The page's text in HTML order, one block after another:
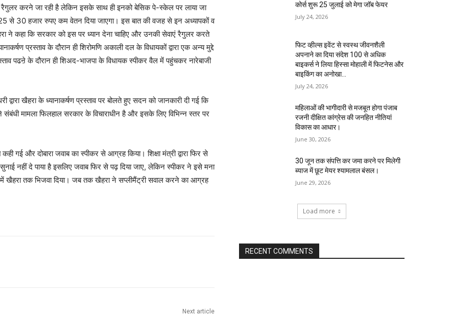
रैगुलर करने जा रही है लेकिन इसके साथ ही इनको बेसिक पे-स्केल पर लाया जा
से 30 हजार रुपए कम वेतन दिया जाएगा। इस बात की वजह से इन अध्यापकों व
ने कहा कि सरकार को इस पर ध्यान देना चाहिए और उनकी सेवाएं रैगुलर करते
प्रस्ताव के दौरान ही शिरोमणि अकाली दल के विधायकों द्वारा एक अन्य मुद्दे
पढऩे के दौरान ही शिअद-भाजपा के विधायक स्पीकर वैल में पहुंचकर नारेबाजी
द्वारा खैहरा के ध्यानाकर्षण प्रस्ताव पर बोलते हुए सदन को जानकारी दी गई कि
मामला फिलहाल सरकार के विचाराधीन है और इसके लिए विभिन्न स्तर पर
गई और दोबारा जवाब का स्पीकर से आग्रह किया। शिक्षा मंत्री द्वारा फिर से
नहीं दे पाया है इसलिए जवाब फिर से पढ़ दिया जाए, लेकिन स्पीकर ने इसे मना
में खैहरा तक भिजवा दिया। जब तक खैहरा ने सप्लीमैंट्री सवाल करने का आग्रह
Next article
कोर्स शुरू 25 जुलाई को मेगा जॉब फेयर
July 24, 2026
फिट व्हील्स इवेंट से स्वस्थ जीवनशैली
अपनाने का दिया संदेश 100 से अधिक
बाइकर्स ने लिया हिस्सा मोहाली में फिटनेस और
बाइकिंग का अनोखा...
July 24, 2026
महिलाओं की भागीदारी से मजबूत होगा पंजाब
रजनी दीक्षित कांग्रेस की जनहित नीतियां
विकास का आधार।
June 30, 2026
30 जून तक संपत्ति कर जमा करने पर मिलेगी
ब्याज में छूट मेयर श्यामलाल बंसल।
June 29, 2026
Load more
RECENT COMMENTS